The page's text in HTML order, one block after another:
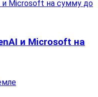
и Microsoft на